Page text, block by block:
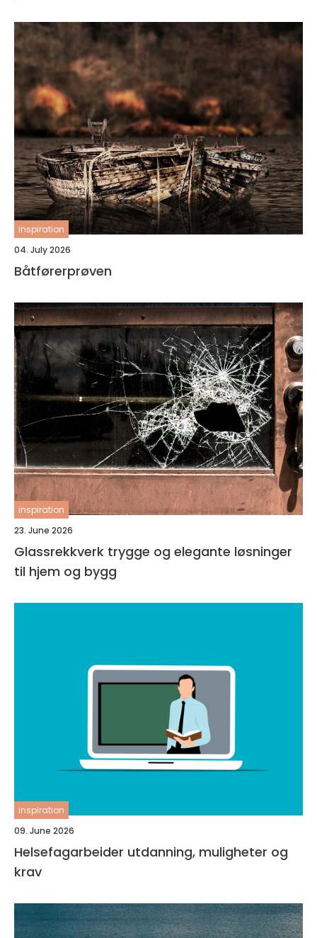
inspiration
04. July 2026
Båtførerprøven
inspiration
23. June 2026
Glassrekkverk trygge og elegante løsninger
til hjem og bygg
inspiration
09. June 2026
Helsefagarbeider utdanning, muligheter og
krav